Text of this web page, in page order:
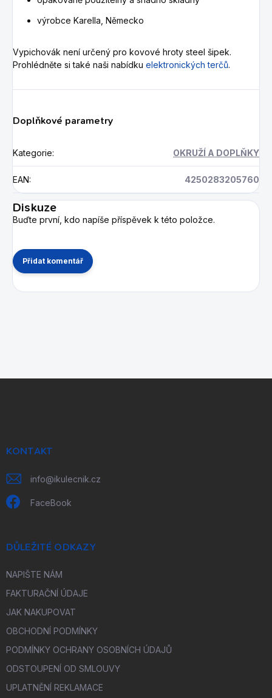
výrobce Karella, Německo
Vypichovák není určený pro kovové hroty steel šipek.
Prohlédněte si také naši nabídku elektronických terčů.
Doplňkové parametry
Kategorie: OKRUŽÍ A DOPLŇKY
EAN: 4250283205760
Diskuze
Buďte první, kdo napíše příspěvek k této položce.
Přidat komentář
KONTAKT
info@ikulecnik.cz
FaceBook
DŮLEŽITÉ ODKAZY
NAPIŠTE NÁM
FAKTURAČNÍ ÚDAJE
JAK NAKUPOVAT
OBCHODNÍ PODMÍNKY
PODMÍNKY OCHRANY OSOBNÍCH ÚDAJŮ
ODSTOUPENÍ OD SMLOUVY
UPLATNĚNÍ REKLAMACE